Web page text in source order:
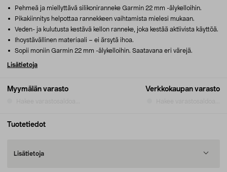
Myymälän varasto Verkkokaupan varasto
Pehmeä ja miellyttävä silikoniranneke Garmin 22 mm -älykelloihin.
Pikakiinnitys helpottaa rannekkeen vaihtamista mielesi mukaan.
Veden- ja kulutusta kestävä kellon ranneke, joka kestää aktiivista käyttöä.
Ihoystävällinen materiaali – ei ärsytä ihoa.
Sopii moniin Garmin 22 mm -älykelloihin. Saatavana eri värejä.
Lisätietoja
Tuotetiedot
Lisätietoja